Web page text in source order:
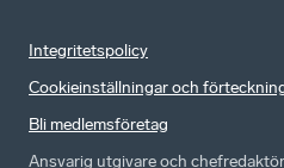
Integritetspolicy
Cookieinställningar och
Bli medlemsföretag
Ansvarig utgivare och chefredaktör